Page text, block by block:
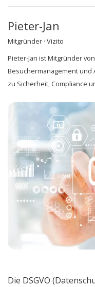
Die DSGVO
Pieter-Jan
Mitgründer · Vizito
Pieter-Jan ist Mitgründer
Besuchermanagement und
zu Sicherheit, Compliance